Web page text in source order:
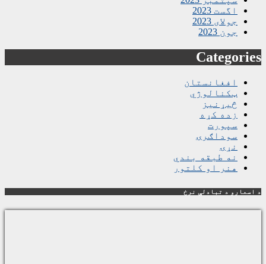
اگست 2023
جولای 2023
جون 2023
Categories
افغانستان
ټکنالوژي
څیړنیز
زده کړه
سپورت
سوداګرۍ
نړۍ
نه طبقه بندي
هنر او کلتور
د اسعارو د تبادلې نرخ